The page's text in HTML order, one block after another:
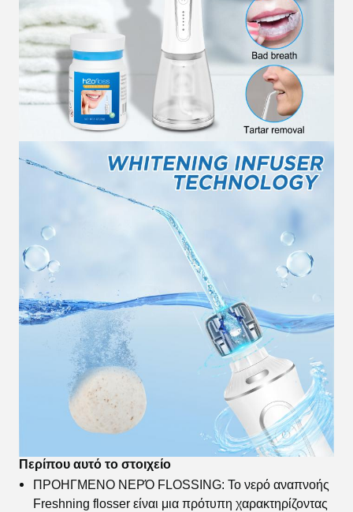
Περίπου αυτό το στοιχείο
ΠΡΟΗΓΜΕΝΟ ΝΕΡΌ FLOSSING: Το νερό αναπνοής
Freshning flosser είναι μια πρότυπη χαρακτηρίζοντας